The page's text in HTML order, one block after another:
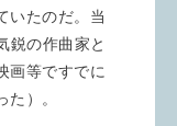
いたのだ。当
の作曲家と
画等ですでに
）。